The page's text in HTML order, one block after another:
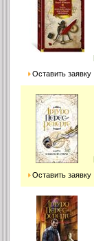
Оставить заявку
Оставить заявку